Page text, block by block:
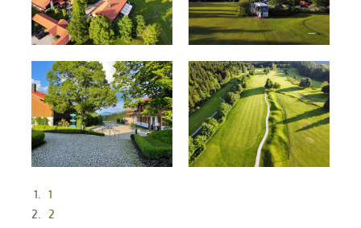
1
2